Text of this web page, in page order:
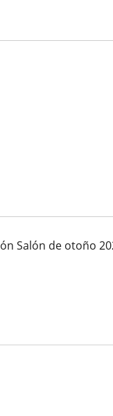
Salón de otoño